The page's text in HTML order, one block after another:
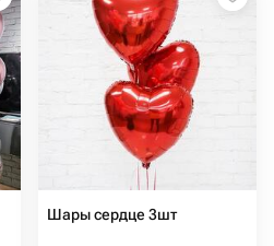
Шары сердце 3шт